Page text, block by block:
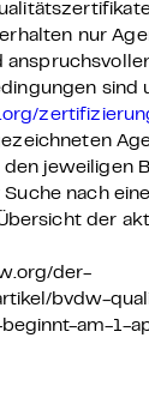
nur
sind
den jeweiligen
nach
der
der-
bvdw-
am-1-